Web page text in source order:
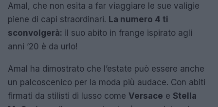
Amal, che non esita a far viaggiare le sue valigie
piene di capi straordinari. La numero 4 ti
sconvolgerà: il suo abito in frange ispirato agli
anni ’20 è da urlo!
Amal ha dimostrato che l’estate può essere anche
un palcoscenico per la moda più audace. Con abiti
firmati da stilisti di lusso come Versace e Stella